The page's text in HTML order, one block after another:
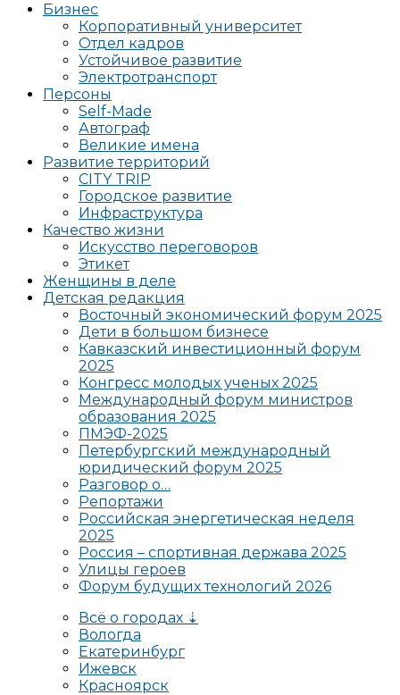
Бизнес
Корпоративный университет
Отдел кадров
Устойчивое развитие
Электротранспорт
Персоны
Self-Made
Автограф
Великие имена
Развитие территорий
CITY TRIP
Городское развитие
Инфраструктура
Качество жизни
Искусство переговоров
Этикет
Женщины в деле
Детская редакция
Восточный экономический форум 2025
Дети в большом бизнесе
Кавказский инвестиционный форум
2025
Конгресс молодых ученых 2025
Международный форум министров
образования 2025
ПМЭФ-2025
Петербургский международный
юридический форум 2025
Разговор о…
Репортажи
Российская энергетическая неделя
2025
Россия – спортивная держава 2025
Улицы героев
Форум будущих технологий 2026
Всё о городах ⇣
Вологда
Екатеринбург
Ижевск
Красноярск